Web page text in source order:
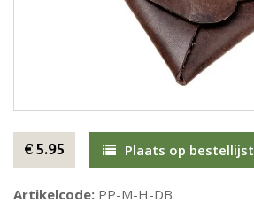
€ 5.95 Plaats op bestellijst
Artikelcode: PP-M-H-DB